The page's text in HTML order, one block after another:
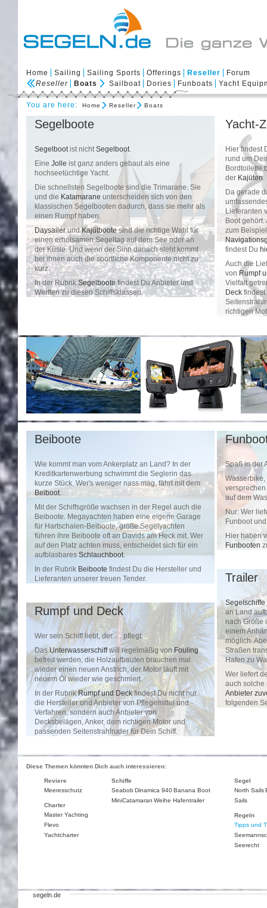
Home Sailing Sailing Sports Offerings Reseller
Forum
Reseller
Boats Sailboat Dories Funboats Yacht
You are here: Home Reseller Boats
Segelboote
Segelboot ist nicht Segelboot
Eine Jolle ist ganz anders gebaut als eine
hochseetüchtige Yacht.
Die schnellsten Segelboote sind die Trimarane. Sie
und die Katamarane unterscheiden sich von den
klassischen Segelbooten dadurch, dass sie mehr als
einen Rumpf haben.
DaysailerundKajütbootesind die richtige Wahl für
einen erholsamen Segeltag auf dem See oder an
der Küste. Und wenn der Sinn danach steht kommt
bei ihnen auch die sportliche Komponente nicht zu
kurz.
In der Rubrik Segelboote findest Du Anbieter und
Werften zu diesen Schiffsklassen.
Yacht-
Hier findest
rund um
Bordtoilette
der Kajüten
Da gerade
Lieferanten
Boot
zum
findest Du
Auch die
von Rumpf
Vielfalt
Deck findest
richtigen
Beiboote
Wie kommt man vom Ankerplatz an Land? In der
Kreditkartenwerbung schwimmt die Seglerin das
kurze Stück. Wer's weniger nass mag, fährt mit dem
Beiboot.
Mit der Schiffsgröße wachsen in der Regel auch die
Beiboote. Megayachten haben eine eigene Garage
für Hartschalen-Beiboote, große Segelyachten
führen ihre Beiboote oft an Davids am Heck mit. Wer
auf den Platz achten muss, entscheidet sich für ein
aufblasbaresSchlauchboot.
In der Rubrik Beiboote findest Du die Hersteller und
Lieferanten unserer treuen Tender.
Rumpf und Deck
Wer sein Schiff liebt, der … pflegt.
DasUnterwasserschiffwill regelmäßig vonFouling
befreit werden, die Holzaufbauten brauchen mal
wieder einen neuen Anstrich, der Motor läuft mit
neuem Öl wieder wie geschmiert.
In der RubrikRumpf und Deck findest Du nicht nur
die Hersteller und Anbieter von Pflegemittel und -
Verfahren, sondern auch Anbieter von
Decksbelägen, Anker, dem richtigen Motor und
passenden Seitenstrahlruder für Dein Schiff.
Spaß in der
auf dem
Nur: Wer
Funboot
Hier haben
Funbooten
Trailer
Segelschiffe
an Land
nach Größe
einem
möglich.
Straßen
Hafen zu
Wer liefert
auch solche
Anbieter
folgenden
Diese Themen könnten Dich auch interessieren:
Reviere
Meeresschutz
Charter
Master Yachting
Flevo
Yachtcharter
Schiffe
Seabob Dinamica 940Banana Boot
MiniCatamaran Weihe Hafentrailer
Segel
North Sails
Sails
Regeln
Tipps und
Seerecht
segeln.de